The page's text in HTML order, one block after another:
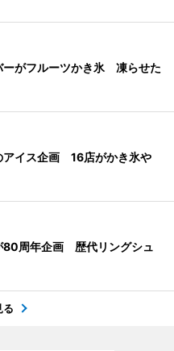
ーがフルーツかき氷 凍らせた
アイス企画 16店がかき氷や
80周年企画 歴代リングシュ
る